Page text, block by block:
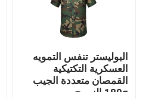
البوليستر تنفس التمويه
العسكرية التكتيكية
القمصان متعددة الجيب
180g النسيج